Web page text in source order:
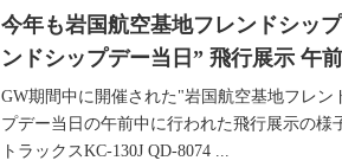
今年も岩国航空基地フレンドシッ
ンドシップデー当日” 飛行展示 午前
GW期間中に開催された"岩国航空基地フレ
プデー当日の午前中に行われた飛行展示の
トラックスKC-130J QD-8074 ...